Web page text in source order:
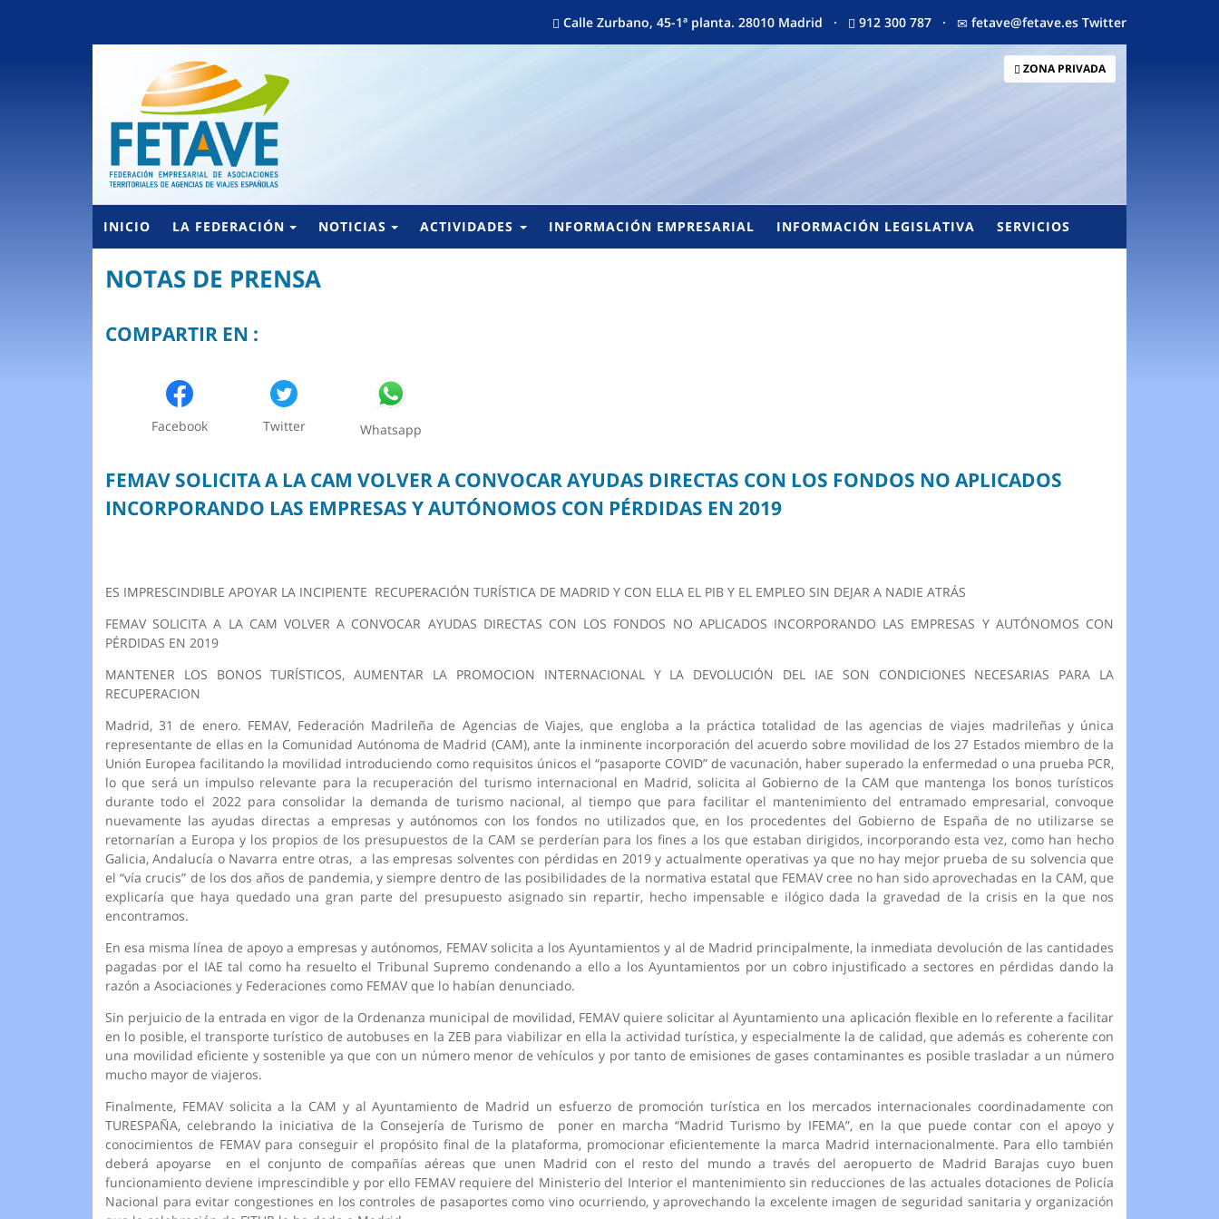
Calle Zurbano, 45-1ª planta. 28010 Madrid · 912 300 787 · fetave@fetave.es Twitter
ZONA PRIVADA
INICIO LA FEDERACIÓN NOTICIAS ACTIVIDADES INFORMACIÓN EMPRESARIAL INFORMACIÓN LEGISLATIVA SERVICIOS
NOTAS DE PRENSA
COMPARTIR EN :
Facebook Twitter Whatsapp
FEMAV SOLICITA A LA CAM VOLVER A CONVOCAR AYUDAS DIRECTAS CON LOS FONDOS NO APLICADOS
INCORPORANDO LAS EMPRESAS Y AUTÓNOMOS CON PÉRDIDAS EN 2019
ES IMPRESCINDIBLE APOYAR LA INCIPIENTE RECUPERACIÓN TURÍSTICA DE MADRID Y CON ELLA EL PIB Y EL EMPLEO SIN DEJAR A NADIE ATRÁS
FEMAV SOLICITA A LA CAM VOLVER A CONVOCAR AYUDAS DIRECTAS CON LOS FONDOS NO APLICADOS INCORPORANDO LAS EMPRESAS Y AUTÓNOMOS CON
PÉRDIDAS EN 2019
MANTENER LOS BONOS TURÍSTICOS, AUMENTAR LA PROMOCION INTERNACIONAL Y LA DEVOLUCIÓN DEL IAE SON CONDICIONES NECESARIAS PARA LA
RECUPERACION
Madrid, 31 de enero. FEMAV, Federación Madrileña de Agencias de Viajes, que engloba a la práctica totalidad de las agencias de viajes madrileñas y única
representante de ellas en la Comunidad Autónoma de Madrid (CAM), ante la inminente incorporación del acuerdo sobre movilidad de los 27 Estados miembro de la
Unión Europea facilitando la movilidad introduciendo como requisitos únicos el “pasaporte COVID” de vacunación, haber superado la enfermedad o una prueba PCR,
lo que será un impulso relevante para la recuperación del turismo internacional en Madrid, solicita al Gobierno de la CAM que mantenga los bonos turísticos
durante todo el 2022 para consolidar la demanda de turismo nacional, al tiempo que para facilitar el mantenimiento del entramado empresarial, convoque
nuevamente las ayudas directas a empresas y autónomos con los fondos no utilizados que, en los procedentes del Gobierno de España de no utilizarse se
retornarían a Europa y los propios de los presupuestos de la CAM se perderían para los fines a los que estaban dirigidos, incorporando esta vez, como han hecho
Galicia, Andalucía o Navarra entre otras, a las empresas solventes con pérdidas en 2019 y actualmente operativas ya que no hay mejor prueba de su solvencia que
el “vía crucis” de los dos años de pandemia, y siempre dentro de las posibilidades de la normativa estatal que FEMAV cree no han sido aprovechadas en la CAM, que
explicaría que haya quedado una gran parte del presupuesto asignado sin repartir, hecho impensable e ilógico dada la gravedad de la crisis en la que nos
encontramos.
En esa misma línea de apoyo a empresas y autónomos, FEMAV solicita a los Ayuntamientos y al de Madrid principalmente, la inmediata devolución de las cantidades
pagadas por el IAE tal como ha resuelto el Tribunal Supremo condenando a ello a los Ayuntamientos por un cobro injustificado a sectores en pérdidas dando la
razón a Asociaciones y Federaciones como FEMAV que lo habían denunciado.
Sin perjuicio de la entrada en vigor de la Ordenanza municipal de movilidad, FEMAV quiere solicitar al Ayuntamiento una aplicación flexible en lo referente a facilitar
en lo posible, el transporte turístico de autobuses en la ZEB para viabilizar en ella la actividad turística, y especialmente la de calidad, que además es coherente con
una movilidad eficiente y sostenible ya que con un número menor de vehículos y por tanto de emisiones de gases contaminantes es posible trasladar a un número
mucho mayor de viajeros.
Finalmente, FEMAV solicita a la CAM y al Ayuntamiento de Madrid un esfuerzo de promoción turística en los mercados internacionales coordinadamente con
TURESPAÑA, celebrando la iniciativa de la Consejería de Turismo de poner en marcha “Madrid Turismo by IFEMA”, en la que puede contar con el apoyo y
conocimientos de FEMAV para conseguir el propósito final de la plataforma, promocionar eficientemente la marca Madrid internacionalmente. Para ello también
deberá apoyarse en el conjunto de compañías aéreas que unen Madrid con el resto del mundo a través del aeropuerto de Madrid Barajas cuyo buen
funcionamiento deviene imprescindible y por ello FEMAV requiere del Ministerio del Interior el mantenimiento sin reducciones de las actuales dotaciones de Policía
Nacional para evitar congestiones en los controles de pasaportes como vino ocurriendo, y aprovechando la excelente imagen de seguridad sanitaria y organización